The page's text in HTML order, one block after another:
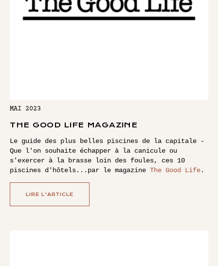
MAI 2023
THE GOOD LIFE MAGAZINE
Le guide des plus belles piscines de la capitale -
Que l'on souhaite échapper à la canicule ou
s'exercer à la brasse loin des foules, ces 10
piscines d'hôtels...par le magazine The Good Life.
LIRE L'ARTICLE